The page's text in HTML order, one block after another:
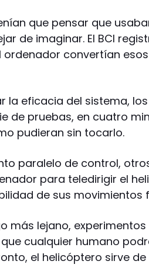
que pensar que
de imaginar. El BCI
ordenador convertían
la eficacia del sistema,
de pruebas, en cuatro
pudieran sin tocarlo.
paralelo de control,
para teledirigir el
de sus movimientos
más lejano,
cualquier humano
el helicóptero sirve